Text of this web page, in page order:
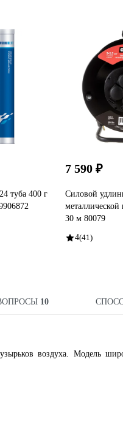
туба 400 г
7 590 ₽
Силовой
30 м 80079
4(41)
10
воздуха. Модель